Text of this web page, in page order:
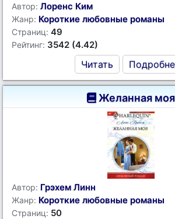
Автор: Лоренс Ким
Жанр: Короткие любовные романы
Страниц: 49
Рейтинг: 3542 (4.42)
Читать
Желанная моя
Автор: Грэхем Линн
Жанр: Короткие любовные романы
Страниц: 50